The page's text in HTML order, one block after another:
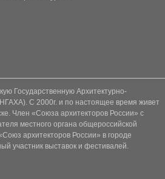
ТОРГОВОГО ЦЕНТРА ПАССАЖ
МЕРОПРИЯТИЙ (ЮГРА-МОЛЛ)
ДИСПЕТЧЕРСКОЙ
УСЛУГ
Государственную Архитектурно-
С 2000г. и по настоящее время живет
Член «Союза архитекторов России» с
местного органа общероссийской
архитекторов России» в городе
участник выставок и фестивалей.